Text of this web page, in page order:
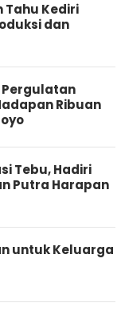
Tahu Kediri
dan
Pergulatan
Ribuan
Tebu, Hadiri
Putra Harapan
untuk Keluarga